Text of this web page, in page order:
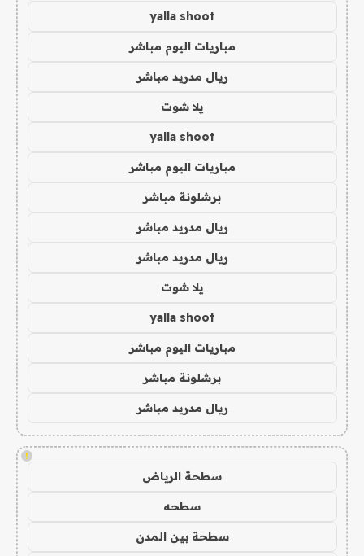
yalla shoot
مباريات اليوم مباشر
ريال مدريد مباشر
يلا شوت
yalla shoot
مباريات اليوم مباشر
برشلونة مباشر
ريال مدريد مباشر
ريال مدريد مباشر
يلا شوت
yalla shoot
مباريات اليوم مباشر
برشلونة مباشر
ريال مدريد مباشر
!
سطحة الرياض
سطحه
سطحة بين المدن